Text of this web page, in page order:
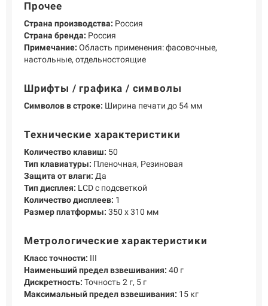
Прочее
Страна производства: Россия
Страна бренда: Россия
Примечание: Область применения: фасовочные,
настольные, отдельностоящие
Шрифты / графика / символы
Символов в строке: Ширина печати до 54 мм
Технические характеристики
Количество клавиш: 50
Тип клавиатуры: Пленочная, Резиновая
Защита от влаги: Да
Тип дисплея: LCD с подсветкой
Количество дисплеев: 1
Размер платформы: 350 x 310 мм
Метрологические характеристики
Класс точности: III
Наименьший предел взвешивания: 40 г
Дискретность: Точность 2 г, 5 г
Максимальный предел взвешивания: 15 кг